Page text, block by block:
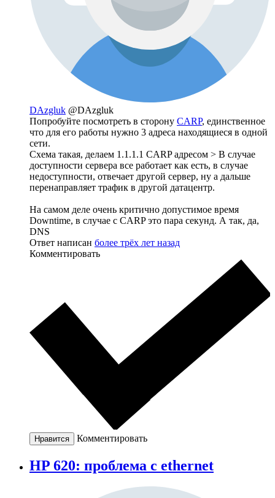
DAzgluk @DAzgluk
Попробуйте посмотреть в сторону CARP, единственное
что для его работы нужно 3 адреса находящиеся в одной
сети.
Схема такая, делаем 1.1.1.1 CARP адресом > В случае
доступности сервера все работает как есть, в случае
недоступности, отвечает другой сервер, ну а дальше
перенаправляет трафик в другой датацентр.
На самом деле очень критично допустимое время
Downtime, в случае с CARP это пара секунд. А так, да,
DNS
Ответ написан более трёх лет назад
Комментировать
Нравится Комментировать
HP 620: проблема с ethernet